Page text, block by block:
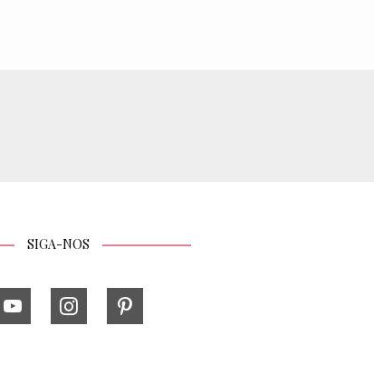
SIGA-NOS